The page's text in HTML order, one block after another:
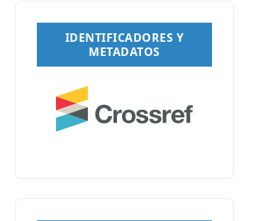
IDENTIFICADORES Y
METADATOS